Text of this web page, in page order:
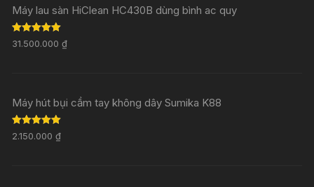
Máy lau sàn HiClean HC430B dùng bình ac quy
Rated5.00
out of 5
31.500.000₫
Máy hút bụi cầm tay không dây Sumika K88
Rated5.00
out of 5
2.150.000₫